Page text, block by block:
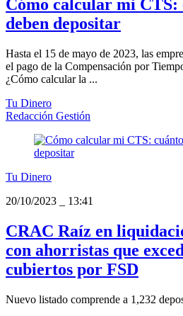
Cómo calcular mi CTS:
deben depositar
Hasta el 15 de mayo de 2023, las
el pago de la Compensación por
¿Cómo calcular la ...
Tu Dinero
Redacción Gestión
Tu Dinero
20/10/2023
13:41
CRAC Raíz en
con ahorristas que
cubiertos por FSD
Nuevo listado comprende a 1,232